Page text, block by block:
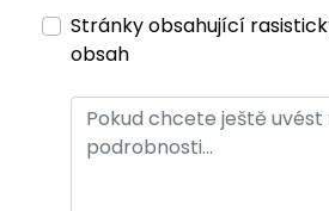
Stránky obsahující
obsah